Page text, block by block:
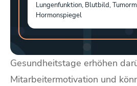
Lungenfunktion, Blutbild,
Hormonspiegel
Gesundheitstage erhöhen
Mitarbeitermotivation und